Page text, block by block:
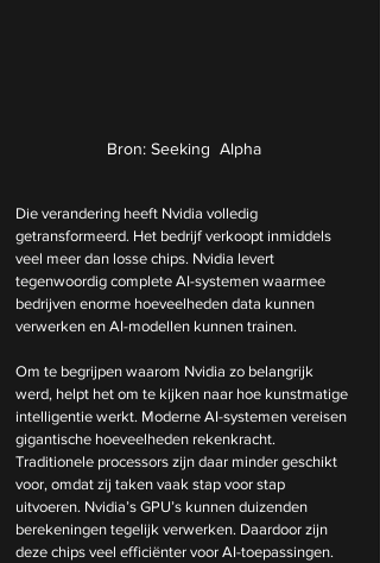
Bron: Seeking  Alpha
Die verandering heeft Nvidia volledig
getransformeerd. Het bedrijf verkoopt inmiddels
veel meer dan losse chips. Nvidia levert
tegenwoordig complete AI-systemen waarmee
bedrijven enorme hoeveelheden data kunnen
verwerken en AI-modellen kunnen trainen.
Om te begrijpen waarom Nvidia zo belangrijk
werd, helpt het om te kijken naar hoe kunstmatige
intelligentie werkt. Moderne AI-systemen vereisen
gigantische hoeveelheden rekenkracht.
Traditionele processors zijn daar minder geschikt
voor, omdat zij taken vaak stap voor stap
uitvoeren. Nvidia’s GPU’s kunnen duizenden
berekeningen tegelijk verwerken. Daardoor zijn
deze chips veel efficiënter voor AI-toepassingen.